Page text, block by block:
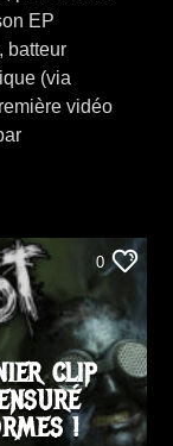
EP
batteur
(via
vidéo
0
CLIP
!